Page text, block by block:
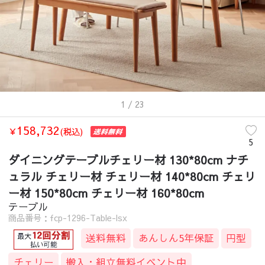
1 / 23
￥158,732(税込)
5
ダイニングテーブルチェリー材 130*80cm ナチ
ュラル チェリー材 チェリー材 140*80cm チェリ
ー材 150*80cm チェリー材 160*80cm
テーブル
商品番号：fcp-1296-Table-lsx
送料無料 あんしん5年保証
円型
チェリー
搬入・組立無料イベント中